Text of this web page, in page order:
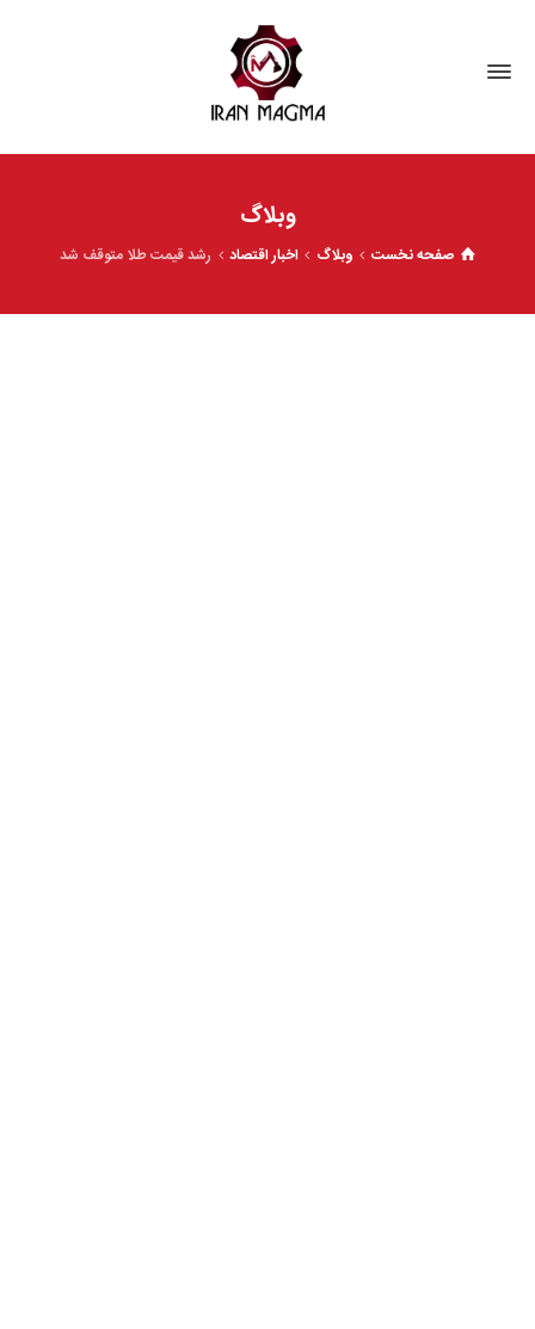
وبلاگ
صفحه نخست وبلاگ اخبار اقتصاد رشد قیمت طلا متوقف شد